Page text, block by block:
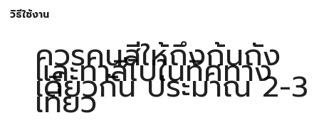
วิธีใช้งาน
ควรคนสีให้ถึงก้นถัง
และทาสีไปในทิศทาง
เดียวกัน ประมาณ 2-3
เที่ยว